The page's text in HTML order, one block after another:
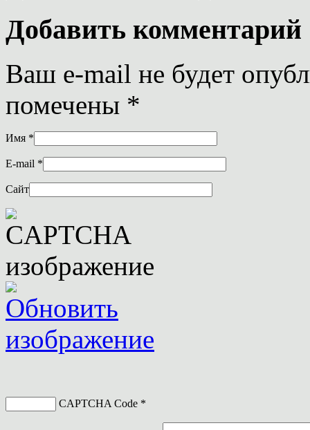
Добавить комментарий
Ваш e-mail не будет
помечены *
Имя *
E-mail *
Сайт
CAPTCHA Code *